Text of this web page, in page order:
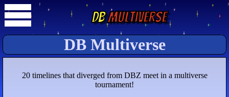
DBMultiverse
DB Multiverse
20 timelines that diverged from DBZ meet in a multiverse
tournament!